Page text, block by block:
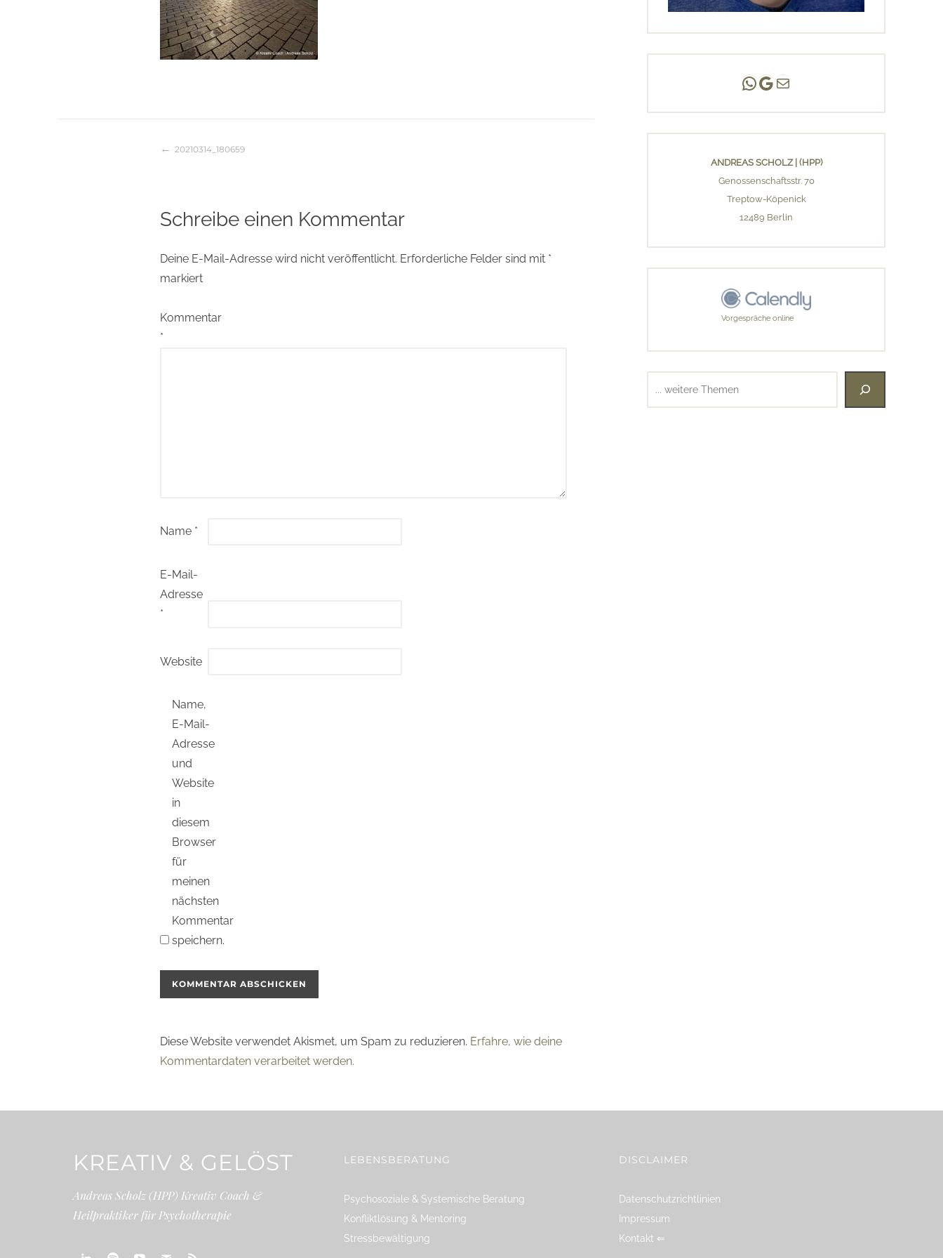
Beitragsnavigation
20210314_180659
Schreibe einen Kommentar
Deine E-Mail-Adresse wird nicht veröffentlicht. Erforderliche Felder sind mit *
markiert
Kommentar
*
Name *
E-Mail-
Adresse
*
Website
Name,
E-Mail-
Adresse
und
Website
in
diesem
Browser
für
meinen
nächsten
Kommentar
speichern.
Diese Website verwendet Akismet, um Spam zu reduzieren. Erfahre, wie deine
Kommentardaten verarbeitet werden.
Andreas Scholz | (HPP)
Praxis Adlershof
E-Mail an mich ...
ANDREAS SCHOLZ | (HPP)
Genossenschaftsstr. 70
Treptow-Köpenick
12489 Berlin
Vorgespräche online
KREATIV & GELÖST
Andreas Scholz (HPP) Kreativ Coach &
Heilpraktiker für Psychotherapie
LEBENSBERATUNG
Psychosoziale & Systemische Beratung
Konfliktlösung & Mentoring
Stressbewältigung
DISCLAIMER
Datenschutzrichtlinien
Impressum
Kontakt ⇐